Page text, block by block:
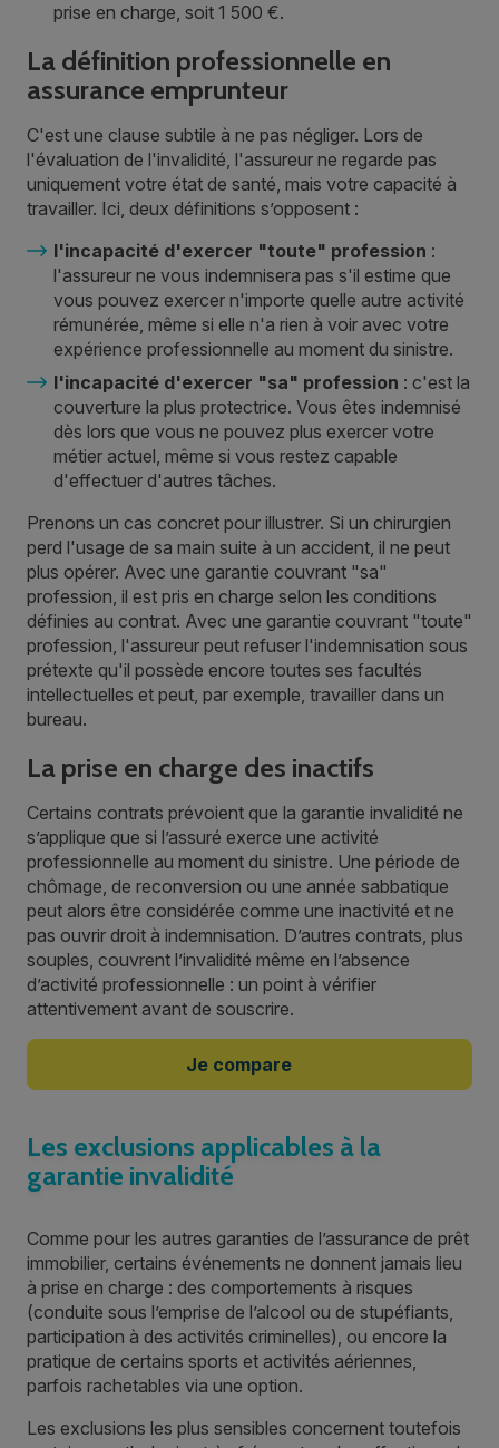
prise en charge, soit 1 500 €.
La définition professionnelle en
assurance emprunteur
C'est une clause subtile à ne pas négliger. Lors de
l'évaluation de l'invalidité, l'assureur ne regarde pas
uniquement votre état de santé, mais votre capacité à
travailler. Ici, deux définitions s’opposent :
l'incapacité d'exercer "toute" profession :
l'assureur ne vous indemnisera pas s'il estime que
vous pouvez exercer n'importe quelle autre activité
rémunérée, même si elle n'a rien à voir avec votre
expérience professionnelle au moment du sinistre.
l'incapacité d'exercer "sa" profession : c'est la
couverture la plus protectrice. Vous êtes indemnisé
dès lors que vous ne pouvez plus exercer votre
métier actuel, même si vous restez capable
d'effectuer d'autres tâches.
Prenons un cas concret pour illustrer. Si un chirurgien
perd l'usage de sa main suite à un accident, il ne peut
plus opérer. Avec une garantie couvrant "sa"
profession, il est pris en charge selon les conditions
définies au contrat. Avec une garantie couvrant "toute"
profession, l'assureur peut refuser l'indemnisation sous
prétexte qu'il possède encore toutes ses facultés
intellectuelles et peut, par exemple, travailler dans un
bureau.
La prise en charge des inactifs
Certains contrats prévoient que la garantie invalidité ne
s’applique que si l’assuré exerce une activité
professionnelle au moment du sinistre. Une période de
chômage, de reconversion ou une année sabbatique
peut alors être considérée comme une inactivité et ne
pas ouvrir droit à indemnisation. D’autres contrats, plus
souples, couvrent l’invalidité même en l’absence
d’activité professionnelle : un point à vérifier
attentivement avant de souscrire.
Je compare
Les exclusions applicables à la
garantie invalidité
Comme pour les autres garanties de l’assurance de prêt
immobilier, certains événements ne donnent jamais lieu
à prise en charge : des comportements à risques
(conduite sous l’emprise de l’alcool ou de stupéfiants,
participation à des activités criminelles), ou encore la
pratique de certains sports et activités aériennes,
parfois rachetables via une option.
Les exclusions les plus sensibles concernent toutefois